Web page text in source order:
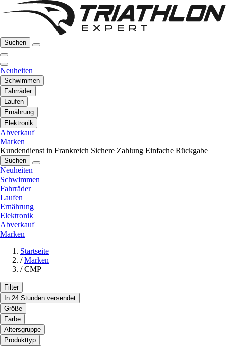
Suchen
Neuheiten
Schwimmen
Fahrräder
Laufen
Ernährung
Elektronik
Abverkauf
Marken
Kundendienst in Frankreich Sichere Zahlung Einfache Rückgabe
Suchen
Neuheiten
Schwimmen
Fahrräder
Laufen
Ernährung
Elektronik
Abverkauf
Marken
Startseite
/ Marken
/ CMP
Filter
In 24 Stunden versendet
Größe
Farbe
Altersgruppe
Produkttyp